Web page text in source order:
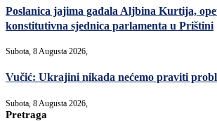
Poslanica jajima gađala Aljbina Kurtija,
konstitutivna sjednica parlamenta u Prištini
Subota, 8 Augusta 2026,
Vučić: Ukrajini nikada nećemo praviti
Subota, 8 Augusta 2026,
Pretraga